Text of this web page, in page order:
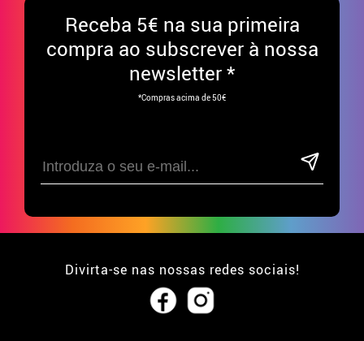
Receba 5€ na sua primeira
compra ao subscrever à nossa
newsletter *
*Compras acima de 50€
Divirta-se nas nossas redes sociais!